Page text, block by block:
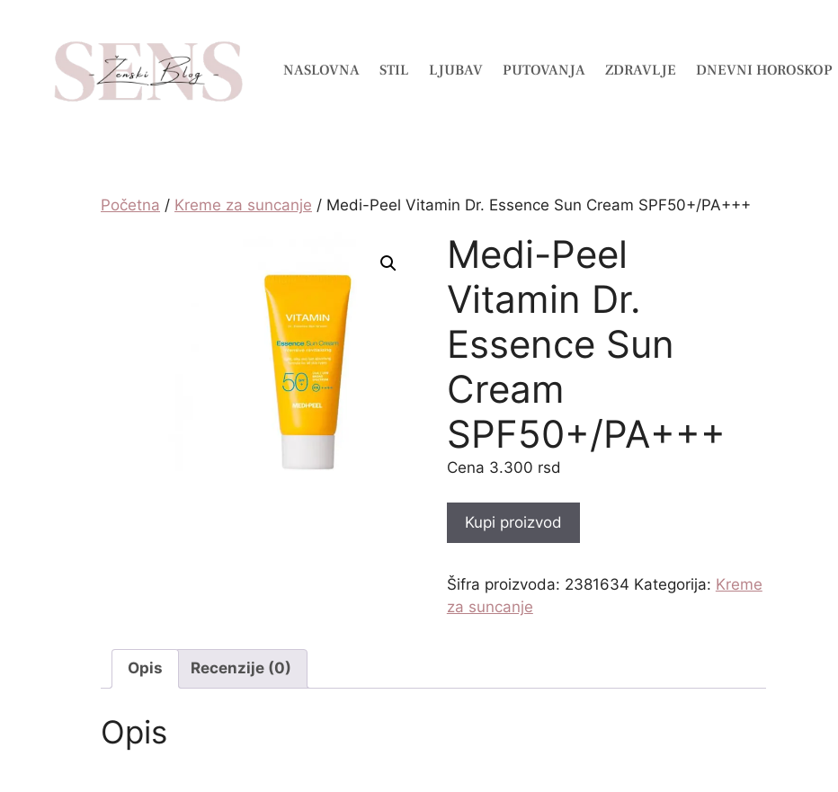
NASLOVNA STIL LJUBAV PUTOVANJA ZDRAVLJE DNEVNI HOROSKOP
Početna / Kreme za suncanje / Medi-Peel Vitamin Dr. Essence Sun Cream SPF50+/PA+++
Medi-Peel
Vitamin Dr.
Essence Sun
Cream
SPF50+/PA+++
3.300 rsd
Kupi proizvod
Šifra proizvoda: 2381634 Kategorija: Kreme
za suncanje
Opis Recenzije (0)
Opis